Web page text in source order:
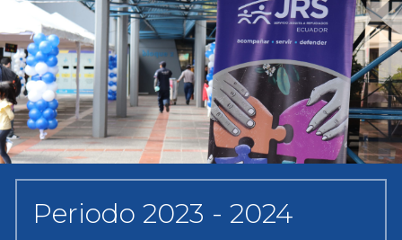
Periodo 2023 - 2024